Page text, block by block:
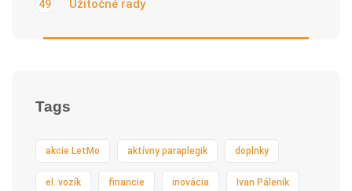
Užitočné rady
49
Tags
akcie LetMo aktívny paraplegik doplnky
el. vozík financie inovácia Ivan Páleník